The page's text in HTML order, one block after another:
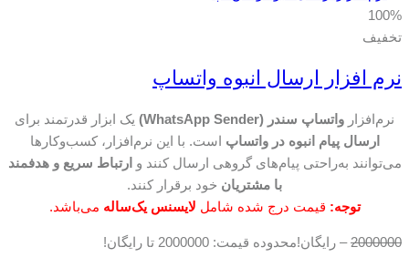
100%
تخفیف
نرم افزار ارسال انبوه واتساپ
نرم‌افزار واتساپ سندر (WhatsApp Sender)
یک ابزار قدرتمند برای
ارسال پیام انبوه در واتساپ است. با این نرم‌افزار، کسب‌وکارها
می‌توانند به‌راحتی پیام‌های گروهی ارسال کنند و ارتباط سریع و هدفمند
با مشتریان خود برقرار کنند.
توجه: قیمت درج شده شامل لایسنس یک‌ساله می‌باشد.
2000000
– رایگان!محدوده قیمت: 2000000 تا رایگان!